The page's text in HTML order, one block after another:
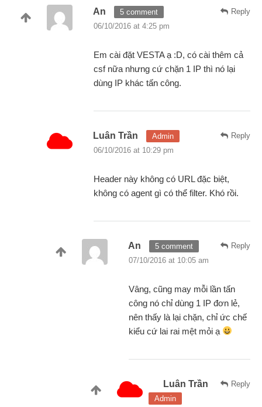
Reply
An
5 comment
06/10/2016 at 4:25 pm
Em cài đặt VESTA ạ :D, có cài thêm cả
csf nữa nhưng cứ chặn 1 IP thì nó lại
dùng IP khác tấn công.
Reply
Luân Trần
Admin
06/10/2016 at 10:29 pm
Header này không có URL đặc biệt,
không có agent gì có thể filter. Khó rồi.
Reply
An
5 comment
07/10/2016 at 10:05 am
Vâng, cũng may mỗi lần tấn
công nó chỉ dùng 1 IP đơn lẻ,
nên thấy là lại chặn, chỉ ức chế
kiểu cứ lai rai mệt mỏi ạ
Reply
Luân Trần
Admin